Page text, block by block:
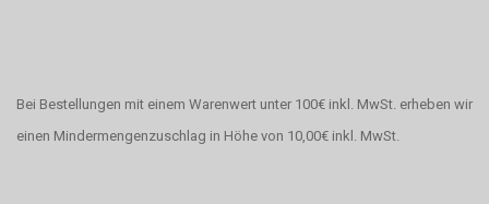
Bei Bestellungen mit einem Warenwert unter 100€ inkl. MwSt. erheben wir
einen Mindermengenzuschlag in Höhe von 10,00€ inkl. MwSt.